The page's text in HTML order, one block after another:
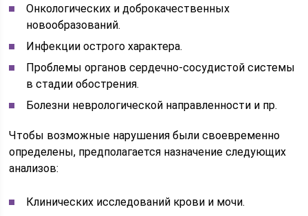
Онкологических и доброкачественных
новообразований.
Инфекции острого характера.
Проблемы органов сердечно-сосудистой системы
в стадии обострения.
Болезни неврологической направленности и пр.
Чтобы возможные нарушения были своевременно
определены, предполагается назначение следующих
анализов:
Клинических исследований крови и мочи.